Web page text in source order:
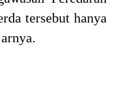
tersebut hanya